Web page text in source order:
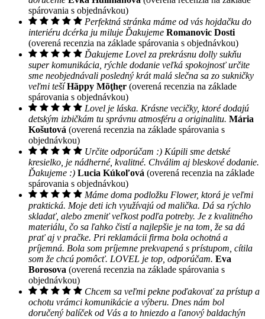
spárovania s objednávkou)
Perfektná stránka máme od vás hojdačku do
interiéru dcérka ju miluje Ďakujeme Romanovic Dosti
(overená recenzia na základe spárovania s objednávkou)
Ďakujeme Lovel za prekrásnu dolly sukňu
super komunikácia, rýchle dodanie veľká spokojnosť určite
sme neobjednávali posledný krát malá slečna sa zo sukničky
veľmi tešíHãppy Mõţhęr (overená recenzia na základe
spárovania s objednávkou)
Lovel je láska. Krásne vecičky, ktoré dodajú
detským izbičkám tu správnu atmosféru a originalitu. Mária
Košutová (overená recenzia na základe spárovania s
objednávkou)
Určite odporúčam :) Kúpili sme detské
kresielko, je nádherné, kvalitné. Chválim aj bleskové dodanie.
Ďakujeme :) Lucia Kúkoľová (overená recenzia na základe
spárovania s objednávkou)
Máme doma podložku Flower, ktorá je veľmi
praktická. Moje deti ich využívajú od malička. Dá sa rýchlo
skladať, alebo zmeniť veľkost podľa potreby. Je z kvalitného
materiálu, čo sa ľahko čistí a najlepšie je na tom, že sa dá
prať aj v pračke. Pri reklamácii firma bola ochotná a
príjemná. Bola som príjemne prekvapená s prístupom, cítila
som že chcú pomôcť. LOVEL je top, odporúčam. Eva
Borosova (overená recenzia na základe spárovania s
objednávkou)
Chcem sa veľmi pekne poďakovať za prístup a
ochotu vrámci komunikácie a výberu. Dnes nám bol
doručený balíček od Vás a to hniezdo a ľanový baldachýn